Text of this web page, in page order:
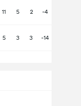
11 5 2 -4
5 3 3 -14